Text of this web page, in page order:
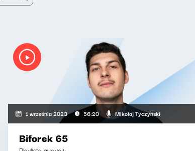
1 września 2023 56:20 Mikołaj Tyczyński
Biforek 65